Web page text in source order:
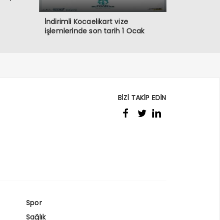
İndirimli Kocaelikart vize
işlemlerinde son tarih 1 Ocak
BİZİ TAKİP EDİN
Spor
Sağlık